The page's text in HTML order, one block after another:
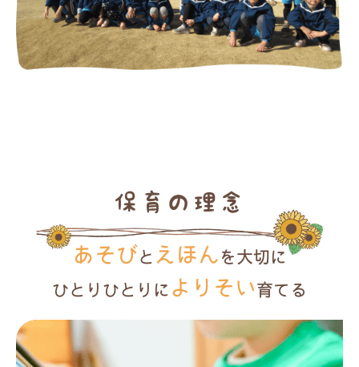
保育の理念
あそびと えほん を大切に
ひとりひとりに よりそい育てる